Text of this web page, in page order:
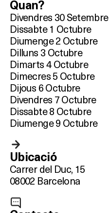
Quan?
Divendres 30 Setembre
Dissabte 1 Octubre
Diumenge 2 Octubre
Dilluns 3 Octubre
Dimarts 4 Octubre
Dimecres 5 Octubre
Dijous 6 Octubre
Divendres 7 Octubre
Dissabte 8 Octubre
Diumenge 9 Octubre
Ubicació
Carrer del Duc, 15
08002 Barcelona